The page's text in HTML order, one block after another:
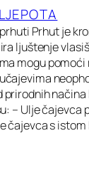
Prhut je
ljuštenje
mogu
prirodnih
– Ulje čajevca
čajevca s